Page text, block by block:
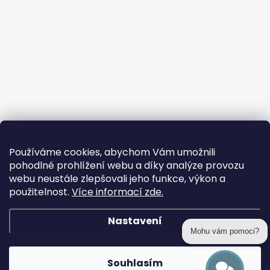
Používáme cookies, abychom Vám umožnili
pohodlné prohlížení webu a díky analýze provozu
webu neustále zlepšovali jeho funkce, výkon a
použitelnost. Více informací zde.
Nastavení
Souhlasím
Copyright 2026prohackovani.cz. Všechna práva vyhrazena.
Mohu vám pomoci?